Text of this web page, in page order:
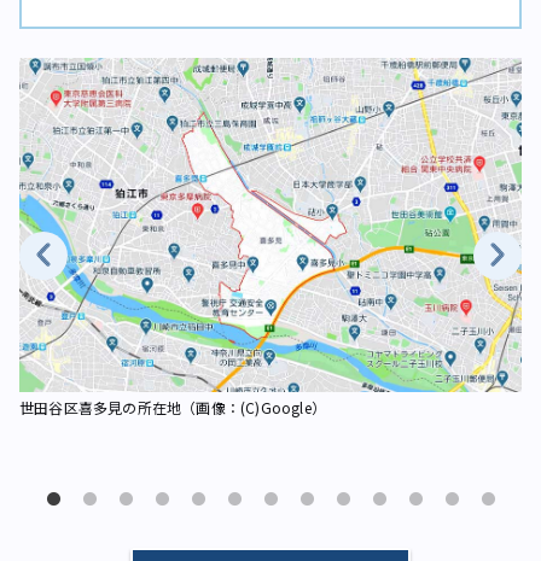
世田谷区喜多見の所在地（画像：(C)Google）